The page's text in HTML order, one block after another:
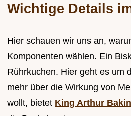
Wichtige Details
Hier schauen wir uns an,
Komponenten wählen. Ein
Rührkuchen. Hier geht es um
mehr über die Wirkung von
wollt, bietet King Arthur